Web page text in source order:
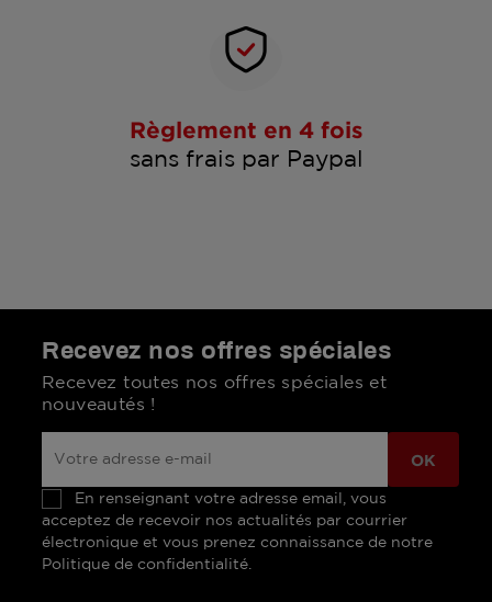
Règlement en 4 fois
sans frais par Paypal
Recevez nos offres spéciales
Recevez toutes nos offres spéciales et
nouveautés !
En renseignant votre adresse email, vous
acceptez de recevoir nos actualités par courrier
électronique et vous prenez connaissance de notre
Politique de confidentialité.